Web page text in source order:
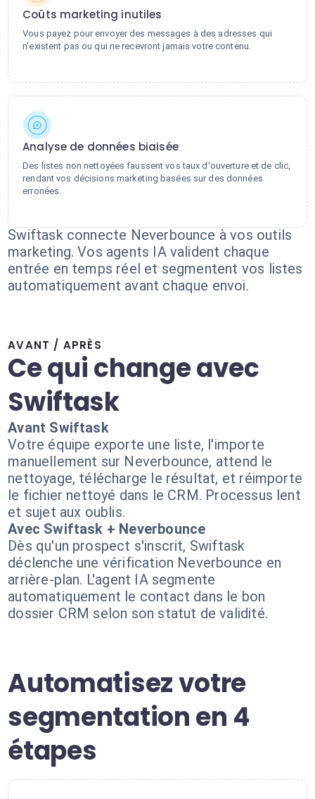
Coûts marketing inutiles
Vous payez pour envoyer des messages à des adresses qui
n'existent pas ou qui ne recevront jamais votre contenu.
Analyse de données biaisée
Des listes non nettoyées faussent vos taux d'ouverture et de clic,
rendant vos décisions marketing basées sur des données
erronées.
Swiftask connecte Neverbounce à vos outils
marketing. Vos agents IA valident chaque
entrée en temps réel et segmentent vos listes
automatiquement avant chaque envoi.
AVANT / APRÈS
Ce qui change avec
Swiftask
Avant Swiftask
Votre équipe exporte une liste, l'importe
manuellement sur Neverbounce, attend le
nettoyage, télécharge le résultat, et réimporte
le fichier nettoyé dans le CRM. Processus lent
et sujet aux oublis.
Avec Swiftask + Neverbounce
Dès qu'un prospect s'inscrit, Swiftask
déclenche une vérification Neverbounce en
arrière-plan. L'agent IA segmente
automatiquement le contact dans le bon
dossier CRM selon son statut de validité.
Automatisez votre
segmentation en 4
étapes